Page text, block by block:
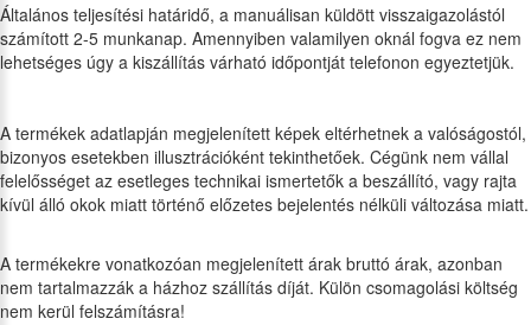
Általános teljesítési határidő, a manuálisan küldött visszaigazolástól
számított 2-5 munkanap. Amennyiben valamilyen oknál fogva ez nem
lehetséges úgy a kiszállítás várható időpontját telefonon egyeztetjük.
A termékek adatlapján megjelenített képek eltérhetnek a valóságostól,
bizonyos esetekben illusztrációként tekinthetőek. Cégünk nem vállal
felelősséget az esetleges technikai ismertetők a beszállító, vagy rajta
kívül álló okok miatt történő előzetes bejelentés nélküli változása miatt.
A termékekre vonatkozóan megjelenített árak bruttó árak, azonban
nem tartalmazzák a házhoz szállítás díját. Külön csomagolási költség
nem kerül felszámításra!